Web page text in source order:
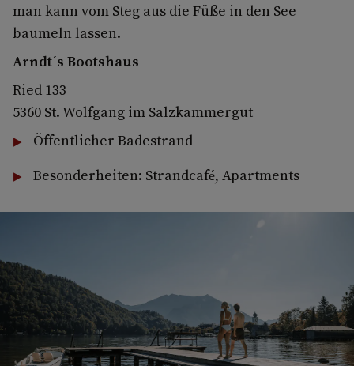
man kann vom Steg aus die Füße in den See
baumeln lassen.
Arndt´s Bootshaus
Ried 133
5360 St. Wolfgang im Salzkammergut
Öffentlicher Badestrand
Besonderheiten: Strandcafé, Apartments